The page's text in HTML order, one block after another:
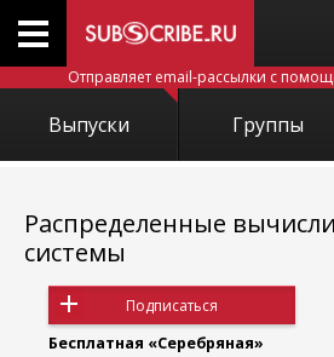
Отправляет email-рассылки с
Выпуски Группы
Распределенные
системы
Подписаться
Бесплатная «Серебряная»